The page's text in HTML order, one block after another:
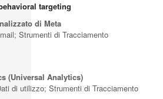
targeting
di Meta
Strumenti di Tracciamento
(Universal Analytics)
di utilizzo; Strumenti di Tracciamento